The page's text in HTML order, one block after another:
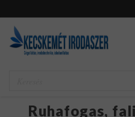
Ruhafogas,